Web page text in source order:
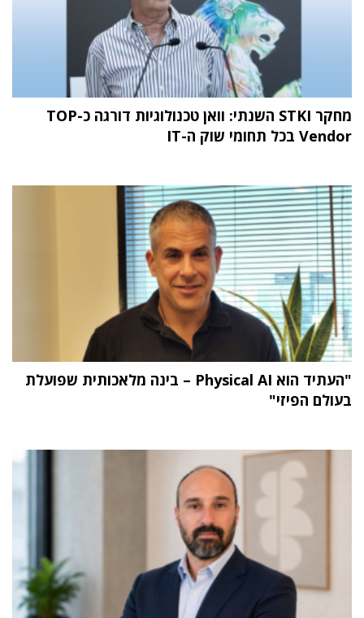
מחקר STKI השנתי: וואן טכנולוגיות דורגה כ-TOP
Vendor בכל תחומי שוק ה-IT
"העתיד הוא Physical AI – בינה מלאכותית שפועלת
בעולם הפיזי"